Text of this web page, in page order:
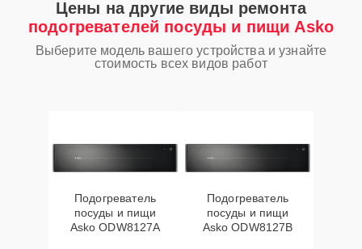
Цены на другие виды ремонта
подогревателей посуды и пищи Asko
Выберите модель вашего устройства и узнайте
стоимость всех видов работ
Подогреватель
посуды и пищи
Asko ODW8127A
Подогреватель
посуды и пищи
Asko ODW8127B